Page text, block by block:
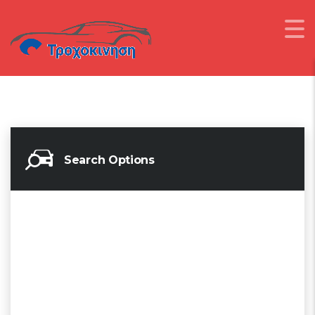
Search Options